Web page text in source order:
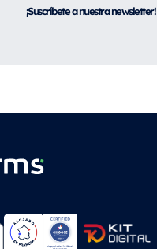
¡Suscríbete a nuestra newsletter!